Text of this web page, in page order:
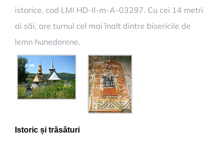
istorice, cod LMI HD-II-m-A-03297. Cu cei 14 metri
ai săi, are turnul cel mai înalt dintre bisericile de
lemn hunedorene.
Istoric și trăsături